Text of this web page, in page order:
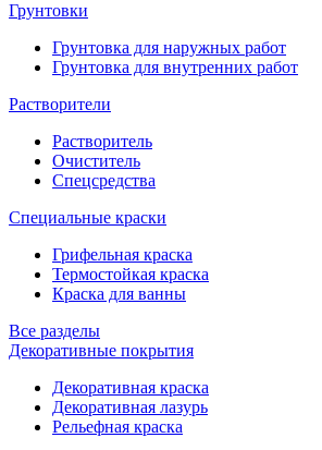
Грунтовки
Грунтовка для наружных работ
Грунтовка для внутренних работ
Растворители
Растворитель
Очиститель
Спецсредства
Специальные краски
Грифельная краска
Термостойкая краска
Краска для ванны
Все разделы
Декоративные покрытия
Декоративная краска
Декоративная лазурь
Рельефная краска